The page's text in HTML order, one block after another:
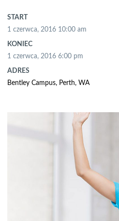
START
1 czerwca, 2016 10:00 am
KONIEC
1 czerwca, 2016 6:00 pm
ADRES
Bentley Campus, Perth, WA